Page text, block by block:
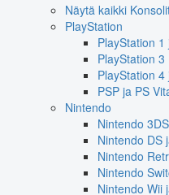
Näytä kaikki
PlayStation
PlayStation 1
PlayStation 3
PlayStation 4
PSP ja PS
Nintendo
Nintendo
Nintendo DS
Nintendo
Nintendo
Nintendo Wii